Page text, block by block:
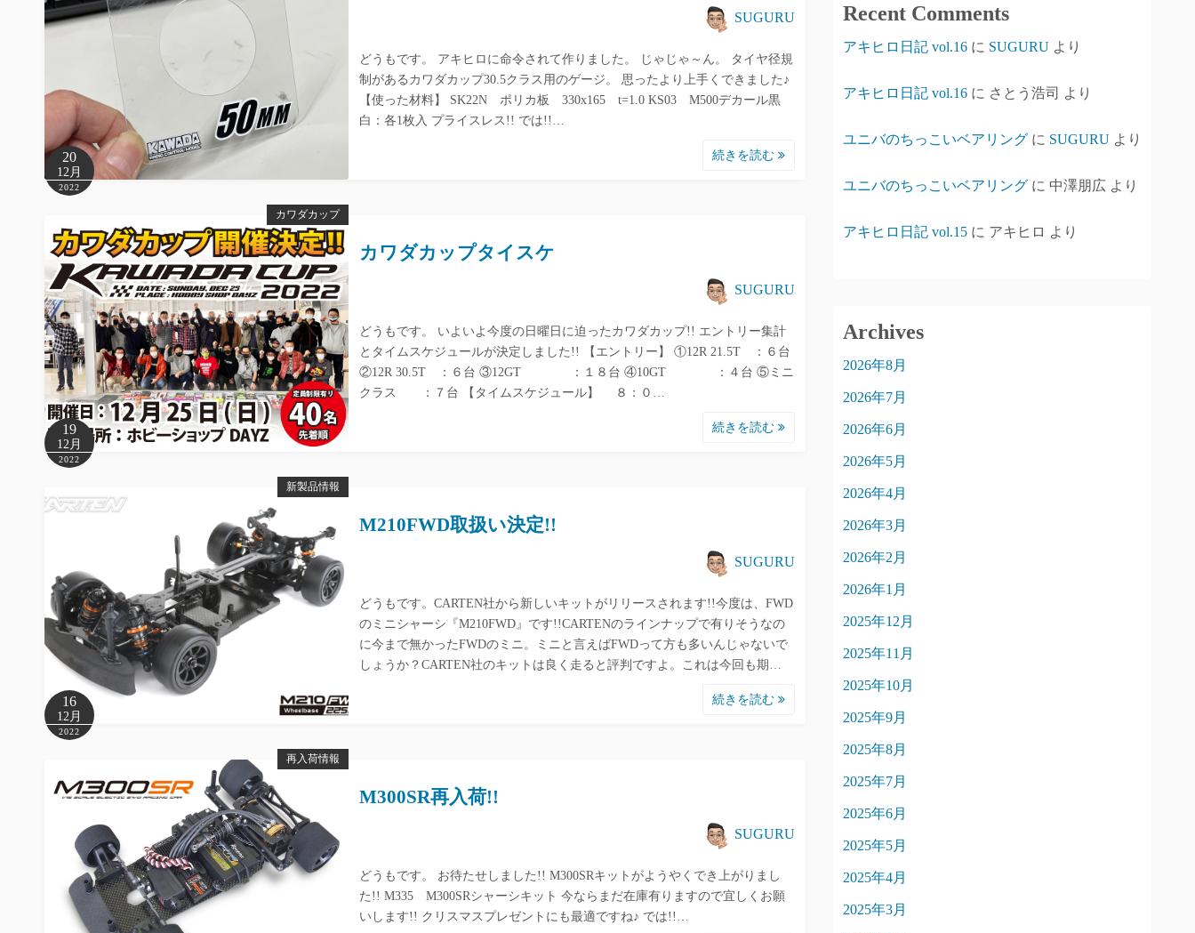
20
12月
2022
SUGURU
どうもです。 アキヒロに命令されて作りました。 じゃじゃ～ん。 タイヤ径規
制があるカワダカップ30.5クラス用のゲージ。 思ったより上手くできました♪
【使った材料】 SK22N ポリカ板 330x165 t=1.0 KS03 M500デカール黒
白：各1枚入 プライスレス!! では!!…
続きを読む
カワダカップ
19
12月
2022
カワダカップタイスケ
SUGURU
どうもです。 いよいよ今度の日曜日に迫ったカワダカップ!! エントリー集計
とタイムスケジュールが決定しました!! 【エントリー】 ①12R 21.5T ：６台
②12R 30.5T ：６台 ③12GT ：１８台 ④10GT ：４台 ⑤ミニ
クラス ：７台 【タイムスケジュール】 ８：０…
続きを読む
新製品情報
16
12月
2022
M210FWD取扱い決定!!
SUGURU
どうもです。CARTEN社から新しいキットがリリースされます!!今度は、FWD
のミニシャーシ『M210FWD』です!!CARTENのラインナップで有りそうなの
に今まで無かったFWDのミニ。ミニと言えばFWDって方も多いんじゃないで
しょうか？CARTEN社のキットは良く走ると評判ですよ。これは今回も期…
続きを読む
再入荷情報
M300SR再入荷!!
SUGURU
どうもです。 お待たせしました!! M300SRキットがようやくでき上がりまし
た!! M335 M300SRシャーシキット 今ならまだ在庫有りますので宜しくお願
いします!! クリスマスプレゼントにも最適ですね♪ では!!…
Recent Comments
アキヒロ日記 vol.16 に SUGURU より
アキヒロ日記 vol.16 に さとう浩司 より
ユニバのちっこいベアリング に SUGURU より
ユニバのちっこいベアリング に 中澤朋広 より
アキヒロ日記 vol.15 に アキヒロ より
Archives
2026年8月
2026年7月
2026年6月
2026年5月
2026年4月
2026年3月
2026年2月
2026年1月
2025年12月
2025年11月
2025年10月
2025年9月
2025年8月
2025年7月
2025年6月
2025年5月
2025年4月
2025年3月